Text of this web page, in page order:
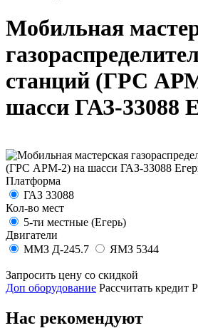
Мобильная
станций (ГРС
шасси ГАЗ-33088
Платформа
ГАЗ 33088
Кол-во мест
5-ти местные (Егерь)
Двигатели
ММЗ Д-245.7
ЯМЗ 5344
Запросить цену со скидкой
Доп оборудование Рассчитать кредит
Нас рекомендуют